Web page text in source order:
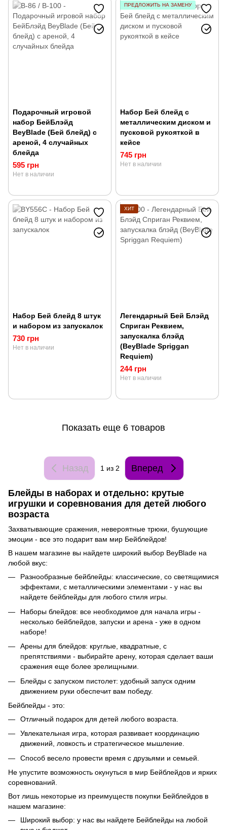
Блейды в наборах и отдельно: крутые
игрушки и соревнования для детей любого
возраста
Захватывающие сражения, невероятные трюки, бушующие
эмоции - все это подарит вам мир Бейблейдов!
В нашем магазине вы найдете широкий выбор BeyBlade на
любой вкус:
Разнообразные бейблейды: классические, со светящимися
эффектами, с металлическими элементами - у нас вы
найдете бейблейды для любого стиля игры.
Наборы блейдов: все необходимое для начала игры -
несколько бейблейдов, запуски и арена - уже в одном
наборе!
Арены для блейдов: круглые, квадратные, с
препятствиями - выбирайте арену, которая сделает ваши
сражения еще более зрелищными.
Блейды с запуском пистолет: удобный запуск одним
движением руки обеспечит вам победу.
Бейблейды - это:
Отличный подарок для детей любого возраста.
Увлекательная игра, которая развивает координацию
движений, ловкость и стратегическое мышление.
Способ весело провести время с друзьями и семьей.
Не упустите возможность окунуться в мир Бейблейдов и ярких
соревнований.
Вот лишь некоторые из преимуществ покупки Бейблейдов в
нашем магазине:
Широкий выбор: у нас вы найдете Бейблейды на любой
Подарочный игровой
набор БейБлэйд
BeyBlade (Бей блейд) с
ареной, 4 случайных
блейда
595 грн
Нет в наличии
ПРЕДЛОЖИТЬ НА ЗАМЕНУ
Набор Бей блейд с
металлическим диском и
пусковой рукояткой в
кейсе
745 грн
Нет в наличии
Набор Бей блейд 8 штук
и набором из запускалок
730 грн
Нет в наличии
ХИТ
Легендарный Бей Блэйд
Сприган Реквием,
запускалка блэйд
(BeyBlade Spriggan
Requiem)
244 грн
Нет в наличии
Показать еще 6 товаров
Назад 1 из 2 Вперед